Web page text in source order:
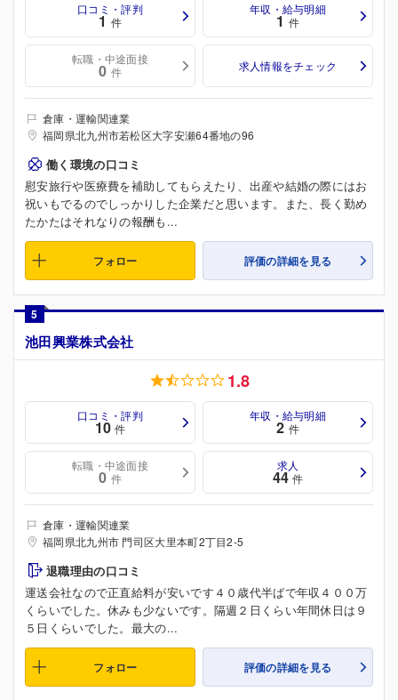
口コミ・評判
1 件
年収・給与明細
1 件
転職・中途面接
0 件 求人情報をチェック
倉庫・運輸関連業
福岡県北九州市若松区大字安瀬64番地の96
働く環境の口コミ
慰安旅行や医療費を補助してもらえたり、出産や結婚の際にはお
祝いもでるのでしっかりした企業だと思います。また、長く勤め
たかたはそれなりの報酬も...
フォロー 評価の詳細を見る
5
池田興業株式会社
1.8
口コミ・評判
10 件
年収・給与明細
2 件
転職・中途面接
0 件
求人
44 件
倉庫・運輸関連業
福岡県北九州市 門司区大里本町2丁目2-5
退職理由の口コミ
運送会社なので正直給料が安いです４０歳代半ばで年収４００万
くらいでした。休みも少ないです。隔週２日くらい年間休日は９
５日くらいでした。最大の...
フォロー 評価の詳細を見る